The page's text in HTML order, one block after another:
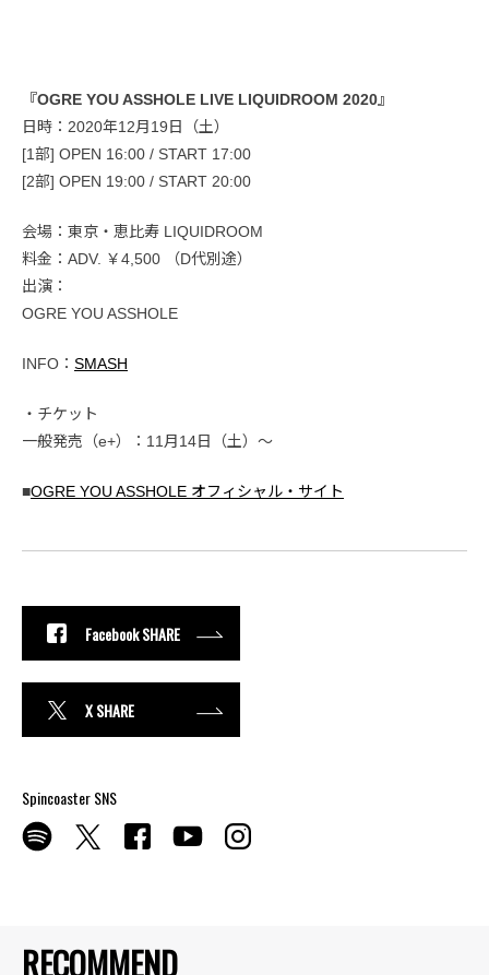
RECOMMEND
『OGRE YOU ASSHOLE LIVE LIQUIDROOM 2020』
日時：2020年12月19日（土）
[1部] OPEN 16:00 / START 17:00
[2部] OPEN 19:00 / START 20:00
会場：東京・恵比寿 LIQUIDROOM
料金：ADV. ￥4,500 （D代別途）
出演：
OGRE YOU ASSHOLE
INFO： SMASH
・チケット
一般発売（e+）：11月14日（土）〜
■OGRE YOU ASSHOLE オフィシャル・サイト
Facebook SHARE
X SHARE
Spincoaster SNS